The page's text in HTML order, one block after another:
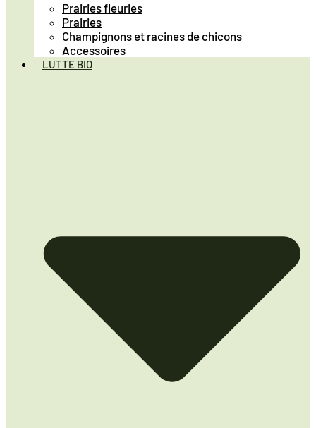
Prairies fleuries
Prairies
Champignons et racines de chicons
Accessoires
LUTTE BIO